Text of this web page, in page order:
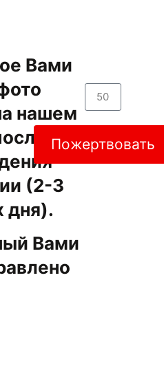
Вами
нашем
(2-3
дня).
Вами
Пожертвовать